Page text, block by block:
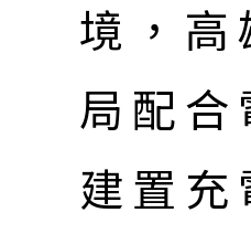
境，
局配
建置